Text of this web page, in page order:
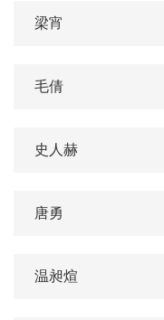
梁宵
毛倩
史人赫
唐勇
温昶煊